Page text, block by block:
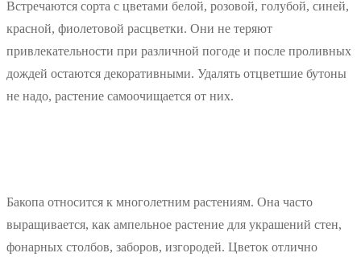
Встречаются сорта с цветами белой, розовой, голубой, синей,
красной, фиолетовой расцветки. Они не теряют
привлекательности при различной погоде и после проливных
дождей остаются декоративными. Удалять отцветшие бутоны
не надо, растение самоочищается от них.
Бакопа относится к многолетним растениям. Она часто
выращивается, как ампельное растение для украшений стен,
фонарных столбов, заборов, изгородей. Цветок отлично